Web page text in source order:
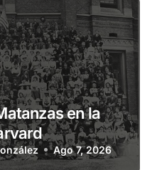
en la
Ago 7, 2026